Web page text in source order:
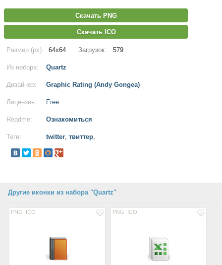
Скачать PNG
Скачать ICO
Размер (px): 64x64 Загрузок: 579
Из набора: Quartz
Дизайнер: Graphic Rating (Andy Gongea)
Лицензия: Free
Readme: Ознакомиться
Теги: twitter, твиттер,
Другие иконки из набора "Quartz"
PNG ICO PNG ICO